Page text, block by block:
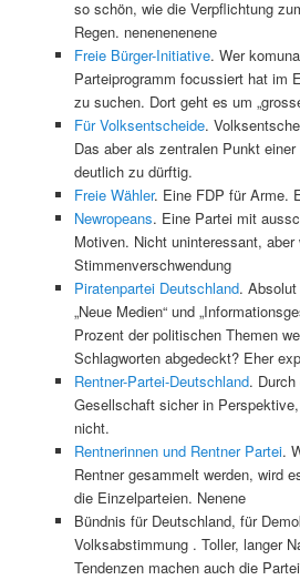
so schön, wie die Verpflichtung
Regen. nenenenenene
Freie Bürger-Initiative. Wer
Parteiprogramm focussiert hat im
zu suchen. Dort geht es um
Für Volksentscheide.
Das aber als zentralen Punkt
deutlich zu dürftig.
Freie Wähler. Eine FDP für Arme.
Newropeans. Eine Partei mit
Motiven. Nicht uninteressant, aber
Stimmenverschwendung
Piratenpartei Deutschland. Absolut
„Neue Medien“ und
Prozent der politischen Themen
Schlagworten abgedeckt? Eher
Rentner-Partei-Deutschland. Durch
Gesellschaft sicher in
nicht.
Rentnerinnen und Rentner Partei.
Rentner gesammelt werden, wird
die Einzelparteien. Nenene
Bündnis für Deutschland, für
Volksabstimmung . Toller, langer
Tendenzen machen auch die